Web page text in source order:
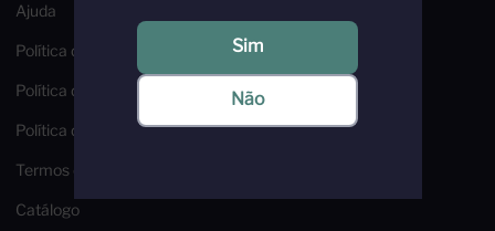
Ajuda
Política de Troca e Devoluções
Política de Frete
Política de Privacidade
Termos e Condições
Catálogo
Sim
Não